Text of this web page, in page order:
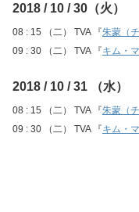
2018 / 10 / 30（火）
08 : 15 （二） TVA 『朱蒙（
09 : 30 （二） TVA 『キム・
2018 / 10 / 31 （水）
08 : 15 （二） TVA 『朱蒙（
09 : 30 （二） TVA 『キム・